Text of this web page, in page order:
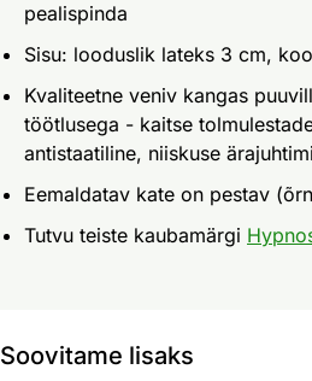
pealispinda
Sisu: looduslik lateks 3 cm,
Kvaliteetne veniv kangas
töötlusega - kaitse
antistaatiline, niiskuse
Eemaldatav kate on pestav
Tutvu teiste kaubamärgi
Soovitame lisaks